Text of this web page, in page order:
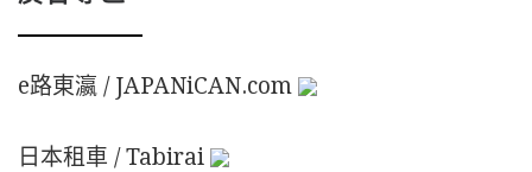
e路東瀛 / JAPANiCAN.com
日本租車 / Tabirai